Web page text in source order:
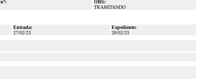
OBS:
TRAMITANDO
Entrada:
27/02/23
Expediente:
28/02/23